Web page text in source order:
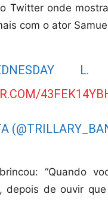
Twitter onde
com o ator
L.
“Quando
depois de ouvir